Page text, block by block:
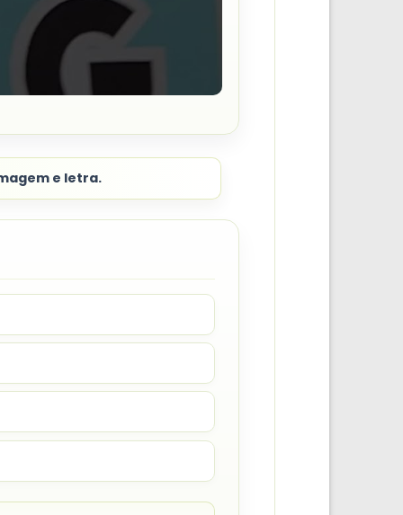
e letra.